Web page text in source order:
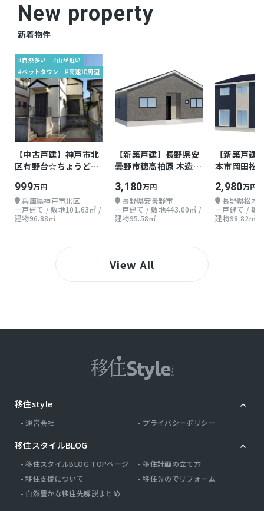
●沼津警察署 内浦交番…徒歩約4分（約260m）
取引態様
New property
新着物件
#自然多い
#山が近い
#ベットタウン
#高速IC周辺
【中古戸建】神戸市北
区有野台☆ちょうどよ
999万円
兵庫県神戸市北区
一戸建て / 敷地101.63㎡ /
建物96.88㎡
【新築戸建】長野県安
曇野市穂高柏原 木造
3,180万円
長野県安曇野市
一戸建て / 敷地443.00㎡ /
建物95.58㎡
【新築戸建
本市岡田松
2,980万円
長野県松本
一戸建て / 敷
建物98.82㎡
View All
移住style
運営会社 プライバシーポリシー
移住スタイルBLOG
移住スタイルBLOG TOPページ
移住計画の立て方
移住支援について
移住先のでリフォーム
自然豊かな移住先解説まとめ